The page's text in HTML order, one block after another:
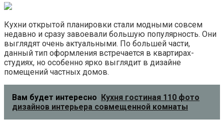
Кухни открытой планировки стали модными совсем
недавно и сразу завоевали большую популярность. Они
выглядят очень актуальными. По большей части,
данный тип оформления встречается в квартирах-
студиях, но особенно ярко выглядит в дизайне
помещений частных домов.
Вам будет интересно Кухня гостиная 110 фото
дизайнов интерьера совмещенной комнаты